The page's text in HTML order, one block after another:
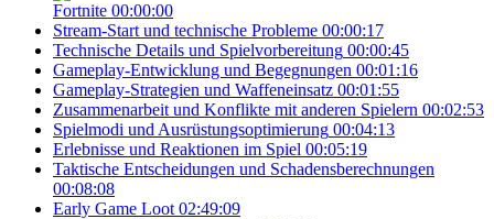
Fortnite 00:00:00
Stream-Start und technische Probleme 00:00:17
Technische Details und Spielvorbereitung 00:00:45
Gameplay-Entwicklung und Begegnungen 00:01:16
Gameplay-Strategien und Waffeneinsatz 00:01:55
Zusammenarbeit und Konflikte mit anderen Spielern 00:02:53
Spielmodi und Ausrüstungsoptimierung 00:04:13
Erlebnisse und Reaktionen im Spiel 00:05:19
Taktische Entscheidungen und Schadensberechnungen
00:08:08
Early Game Loot 02:49:09